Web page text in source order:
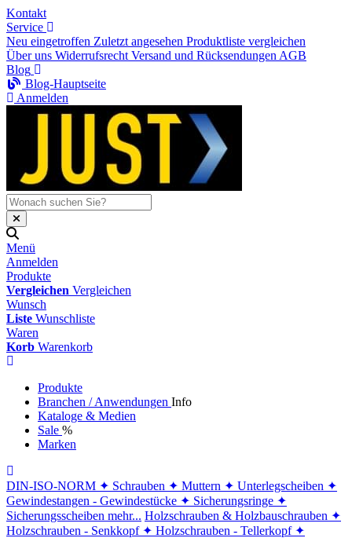
Kontakt
Service
Neu eingetroffen Zuletzt angesehen Produktliste vergleichen
Über uns Widerrufsrecht Versand und Rücksendungen AGB
Blog
Blog-Hauptseite
Anmelden
Menü
Anmelden
Produkte
Vergleichen Vergleichen
Wunsch
Liste Wunschliste
Waren
Korb Warenkorb
Produkte
Branchen / Anwendungen Info
Kataloge & Medien
Sale %
Marken
DIN-ISO-NORM ✦ Schrauben ✦ Muttern ✦ Unterlegscheiben ✦
Gewindestangen - Gewindestücke ✦ Sicherungsringe ✦
Sicherungsscheiben mehr... Holzschrauben & Holzbauschrauben ✦
Holzschrauben - Senkkopf ✦ Holzschrauben - Tellerkopf ✦